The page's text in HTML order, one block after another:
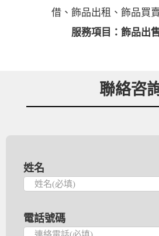
借、飾品出租、飾品買
服務項目：飾品出
聯絡咨
姓名
電話號碼